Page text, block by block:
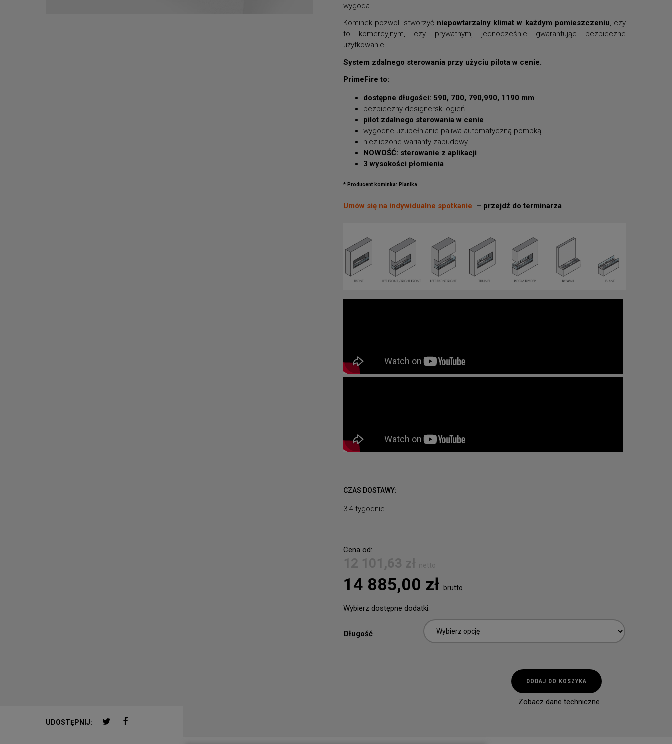
wygoda.
Kominek pozwoli stworzyć niepowtarzalny klimat w każdym pomieszczeniu, czy
to komercyjnym, czy prywatnym, jednocześnie gwarantując bezpieczne
użytkowanie.
System zdalnego sterowania przy użyciu pilota w cenie.
PrimeFire to:
dostępne długości: 590, 700, 790,990, 1190 mm
bezpieczny designerski ogień
pilot zdalnego sterowania w cenie
wygodne uzupełnianie paliwa automatyczną pompką
niezliczone warianty zabudowy
NOWOŚĆ: sterowanie z aplikacji
3 wysokości płomienia
* Producent kominka: Planika
Umów się na indywidualne spotkanie – przejdź do terminarza
CZAS DOSTAWY:
3-4 tygodnie
Cena od:
12 101,63 zł netto
14 885,00 zł brutto
Wybierz dostępne dodatki:
Długość
DODAJ DO KOSZYKA
Zobacz dane techniczne
UDOSTĘPNIJ: TWITTER